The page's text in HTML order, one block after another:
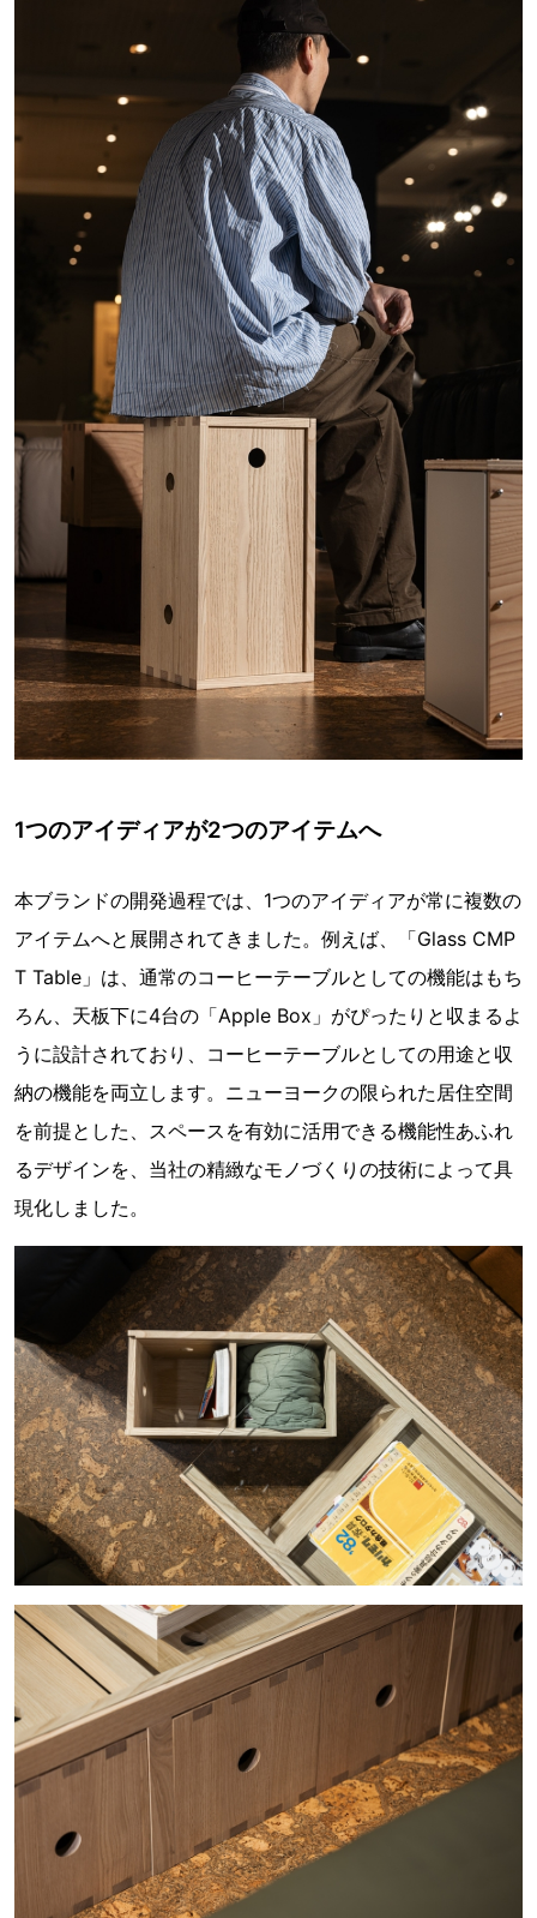
1つのアイディアが2つのアイテムへ
本ブランドの開発過程では、1つのアイディアが常に複数の
アイテムへと展開されてきました。例えば、「Glass CMP
T Table」は、通常のコーヒーテーブルとしての機能はもち
ろん、天板下に4台の「Apple Box」がぴったりと収まるよ
うに設計されており、コーヒーテーブルとしての用途と収
納の機能を両立します。ニューヨークの限られた居住空間
を前提とした、スペースを有効に活用できる機能性あふれ
るデザインを、当社の精緻なモノづくりの技術によって具
現化しました。